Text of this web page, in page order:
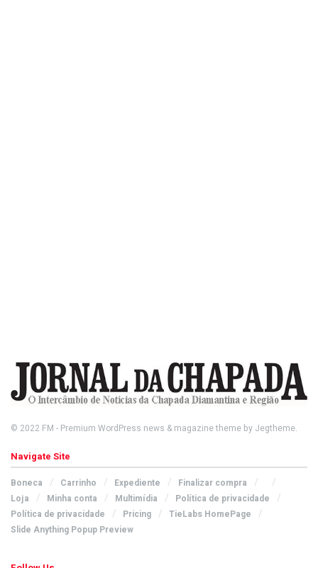
© 2022 FM - Premium WordPress news & magazine theme by Jegtheme.
Navigate Site
Boneca Carrinho Expediente
Finalizar compra
Loja
Minha conta Multimídia
Política de privacidade
Política de privacidade
Pricing
TieLabs HomePage
Slide Anything Popup Preview